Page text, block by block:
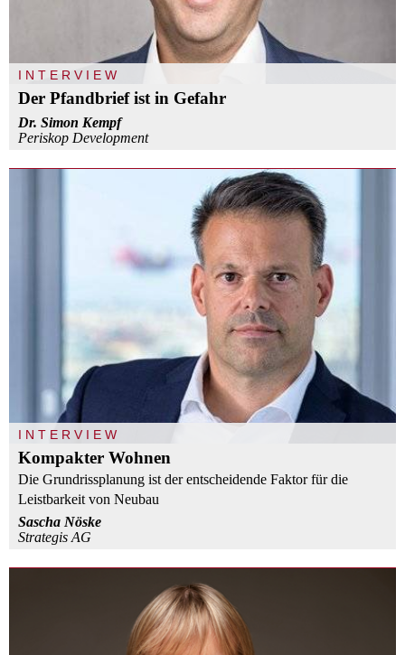
INTERVIEW
Der Pfandbrief ist in Gefahr
Dr. Simon Kempf
Periskop Development
INTERVIEW
Kompakter Wohnen
Die Grundrissplanung ist der entscheidende Faktor für die
Leistbarkeit von Neubau
Sascha Nöske
Strategis AG